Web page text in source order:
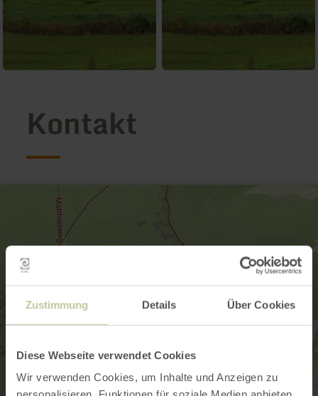
Zustimmung Details Über Cookies
Diese Webseite verwendet Cookies
Wir verwenden Cookies, um Inhalte und Anzeigen zu
Kontakt